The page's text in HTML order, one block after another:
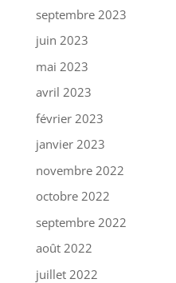
septembre 2023
juin 2023
mai 2023
avril 2023
février 2023
janvier 2023
novembre 2022
octobre 2022
septembre 2022
août 2022
juillet 2022